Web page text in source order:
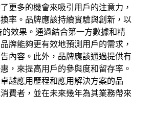
更多的機會來吸引用戶的注意力，
率。品牌應該持續實驗與創新，以
的效果。通過結合第一方數據和精
牌能夠更有效地預測用戶的需求，
內容。此外，品牌應該通過提供有
，來提高用戶的參與度和留存率。
越應用歷程和應用解決方案的品
費者，並在未來幾年為其業務帶來